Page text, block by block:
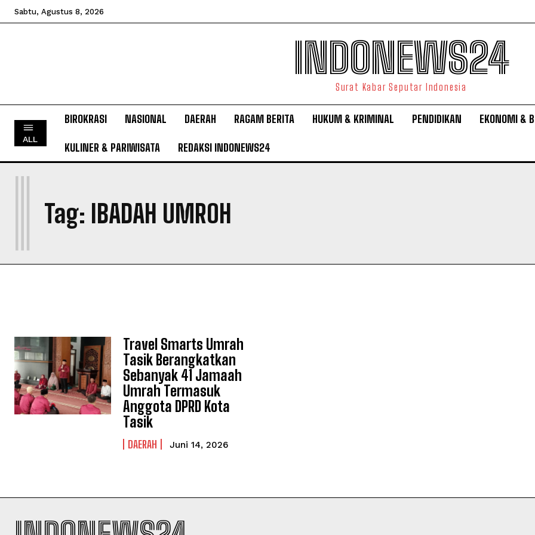
Sabtu, Agustus 8, 2026
INDONEWS24
Surat Kabar Seputar Indonesia
ALL
BIROKRASI NASIONAL DAERAH RAGAM BERITA HUKUM & KRIMINAL PENDIDIKAN EKONOMI &
KULINER & PARIWISATA REDAKSI INDONEWS24
Tag: IBADAH UMROH
I
Travel Smarts Umrah
Tasik Berangkatkan
Sebanyak 41 Jamaah
Umrah Termasuk
Anggota DPRD Kota
Tasik
DAERAH Juni 14, 2026